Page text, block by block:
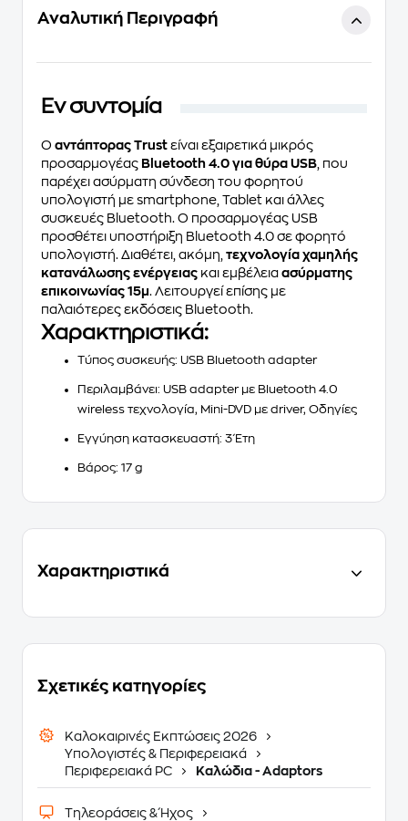
Αναλυτική Περιγραφή
Eν συντομία
Ο αντάπτορας Trust είναι εξαιρετικά μικρός
προσαρμογέας Bluetooth 4.0 για θύρα USB , που
παρέχει ασύρματη σύνδεση του φορητού
υπολογιστή με smartphone, Tablet και άλλες
συσκευές Bluetooth. O προσαρμογέας USB
προσθέτει υποστήριξη Bluetooth 4.0 σε φορητό
υπολογιστή. Διαθέτει, ακόμη, τεχνολογία χαμηλής
κατανάλωσης ενέργειας και εμβέλεια ασύρματης
επικοινωνίας 15μ. Λειτουργεί επίσης με
παλαιότερες εκδόσεις Bluetooth.
Χαρακτηριστικά:
Τύπος συσκευής: USB Bluetooth adapter
Περιλαμβάνει: USB adapter με Bluetooth 4.0
wireless τεχνολογία, Mini-DVD με driver, Οδηγίες
Εγγύηση κατασκευαστή: 3 Έτη
Βάρος: 17 g
Χαρακτηριστικά
Σχετικές κατηγορίες
Καλοκαιρινές Εκπτώσεις 2026
Υπολογιστές & Περιφερειακά
Περιφερειακά PC
Καλώδια - Adaptors
Τηλεοράσεις & Ήχος